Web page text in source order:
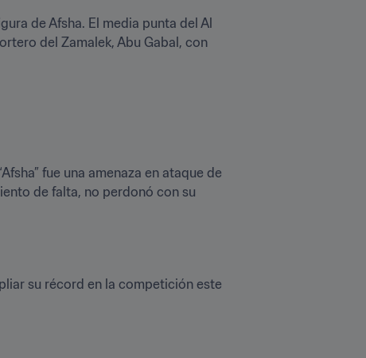
de Afsha. El media punta del Al
del Zamalek, Abu Gabal, con
fue una amenaza en ataque de
de falta, no perdonó con su
su récord en la competición este